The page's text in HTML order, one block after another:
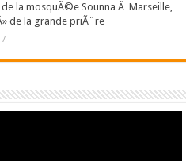
la mosquÃ©e Sounna Ã Marseille,
de la grande priÃ¨re